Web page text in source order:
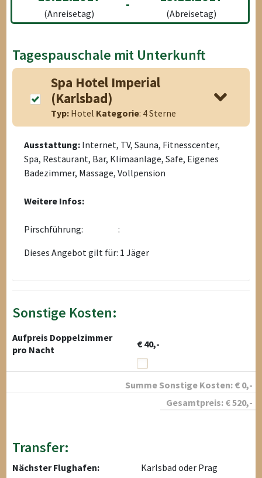
(Anreisetag)
-
(Abreisetag)
Tagespauschale mit Unterkunft
Spa Hotel Imperial
(Karlsbad)
Typ: Hotel Kategorie: 4 Sterne
Ausstattung: Internet, TV, Sauna, Fitnesscenter,
Spa, Restaurant, Bar, Klimaanlage, Safe, Eigenes
Badezimmer, Massage, Vollpension
Weitere Infos:
Pirschführung:
:
Dieses Angebot gilt für: 1 Jäger
Sonstige Kosten:
Aufpreis Doppelzimmer
pro Nacht
€ 40,-
Summe Sonstige Kosten: € 0,-
Gesamtpreis: €520,-
Transfer:
Nächster Flughafen:
Karlsbad oder Prag